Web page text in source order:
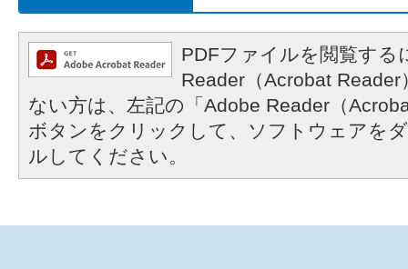
PDFファイルを閲覧する
Reader（Acrobat
ない方は、左記の「Adobe Reader（
ボタンをクリックして、ソフトウェアを
ルしてください。